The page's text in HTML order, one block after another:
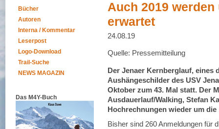
Bücher
Autoren
Interna / Kommentar
Leserpost
Logo-Download
Trail-Suche
NEWS MAGAZIN
Das M4Y-Buch
Auch 2019
erwartet
24.08.19
Quelle: Pressemitteilung
Der Jenaer Kernberglauf, eines
Aushängeschilder des USV
Oktober zum 43. Mal statt. Der
Ausdauerlauf/Walking, Stefan
Hochrechnungen wieder um die
Bisher sind 260 Anmeldungen für